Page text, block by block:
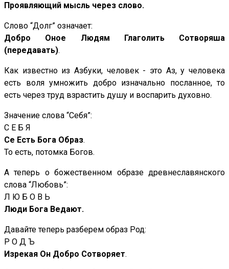
Проявляющий мысль через слово.
Слово “Долг” означает:
Добро Оное Людям Глаголить Сотворяша
(передавать).
Как известно из Азбуки, человек - это Аз, у человека
есть воля умножить добро изначально посланное, то
есть через труд взрастить душу и воспарить духовно.
Значение слова “Себя”:
С Е Б Я
Се Есть Бога Образ.
То есть, потомка Богов.
А теперь о божественном образе древнеславянского
слова “Любовь”:
Л Ю Б О В Ь
Люди Бога Ведают.
Давайте теперь разберем образ Род:
Р О Д Ъ
Изрекая Он Добро Сотворяет.